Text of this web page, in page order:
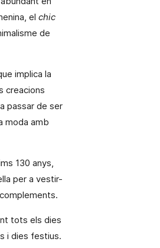
el chic
de
implica la
creacions
passar de ser
moda amb
130 anys,
per a vestir-
tots els dies
i dies festius.